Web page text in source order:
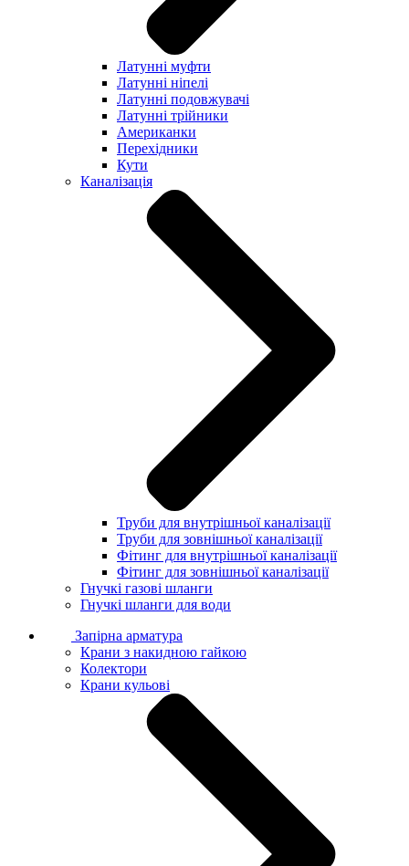
Латунні муфти
Латунні ніпелі
Латунні подовжувачі
Латунні трійники
Американки
Перехідники
Кути
Каналізація
Труби для внутрішньої каналізації
Труби для зовнішньої каналізації
Фітинг для внутрішньої каналізації
Фітинг для зовнішньої каналізації
Гнучкі газові шланги
Гнучкі шланги для води
Запірна арматура
Крани з накидною гайкою
Колектори
Крани кульові